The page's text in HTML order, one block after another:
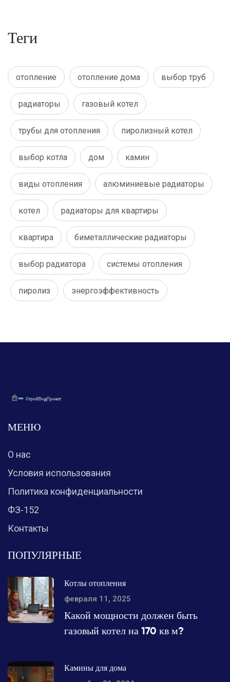
Теги
отопление отопление дома выбор труб
радиаторы газовый котел
трубы для отопления пиролизный котел
выбор котла дом камин
виды отопления алюминиевые радиаторы
котел радиаторы для квартиры
квартира биметаллические радиаторы
выбор радиатора системы отопления
пиролиз энергоэффективность
МЕНЮ
О нас
Условия использования
Политика конфиденциальности
ФЗ-152
Контакты
ПОПУЛЯРНЫЕ
Котлы отопления
февраля 11, 2025
Какой мощности должен быть
газовый котел на 170 кв м?
Камины для дома